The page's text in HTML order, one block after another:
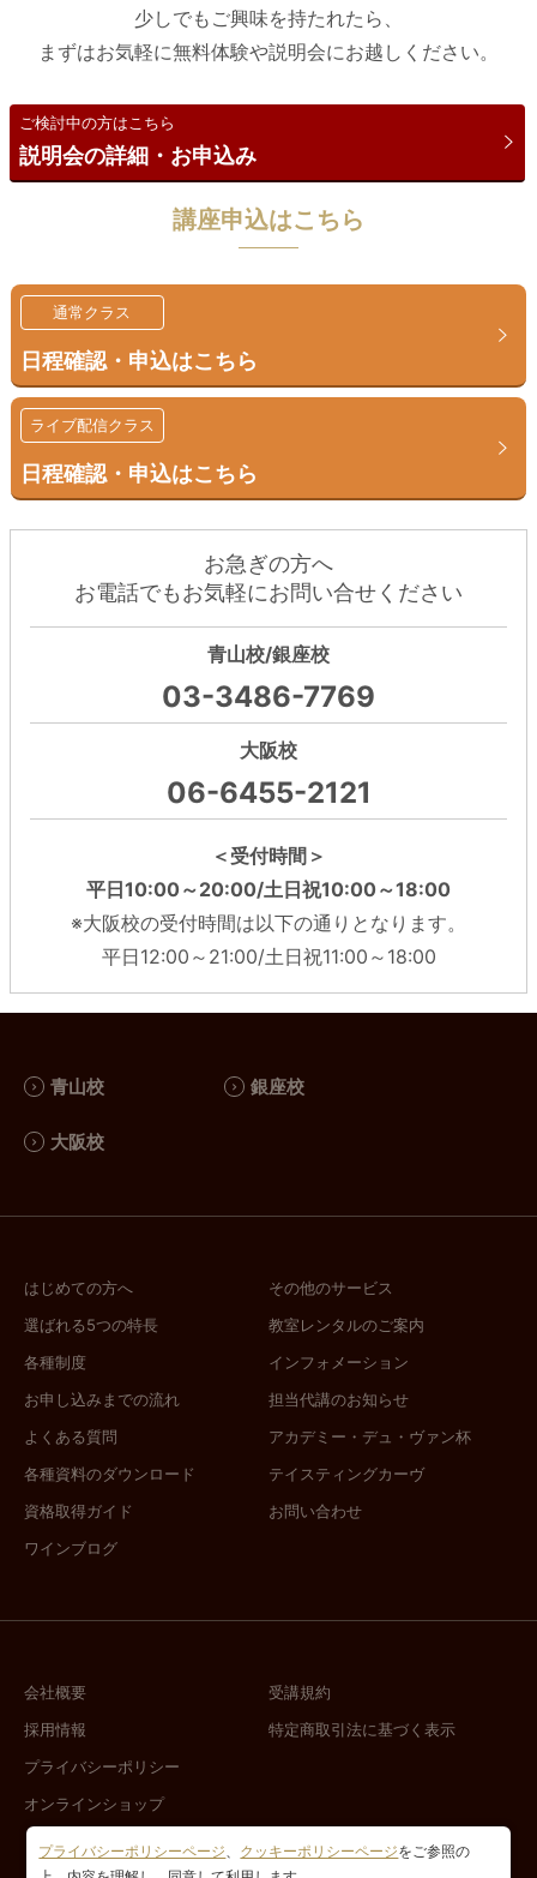
少しでもご興味を持たれたら、
まずはお気軽に無料体験や説明会にお越しください。
ご検討中の方はこちら
説明会の詳細・お申込み
講座申込はこちら
通常クラス
日程確認・申込はこちら
ライブ配信クラス
日程確認・申込はこちら
お急ぎの方へ
お電話でもお気軽にお問い合せください
青山校/銀座校
03-3486-7769
大阪校
06-6455-2121
＜受付時間＞
平日10:00～20:00/土日祝10:00～18:00
※大阪校の受付時間は以下の通りとなります。
平日12:00～21:00/土日祝11:00～18:00
青山校 銀座校
大阪校
はじめての方へ
選ばれる5つの特長
各種制度
お申し込みまでの流れ
よくある質問
各種資料のダウンロード
資格取得ガイド
ワインブログ
その他のサービス
教室レンタルのご案内
インフォメーション
担当代講のお知らせ
アカデミー・デュ・ヴァン杯
テイスティングカーヴ
お問い合わせ
会社概要
採用情報
プライバシーポリシー
オンラインショップ
受講規約
特定商取引法に基づく表示
プライバシーポリシーページ、 クッキーポリシーページをご参照の